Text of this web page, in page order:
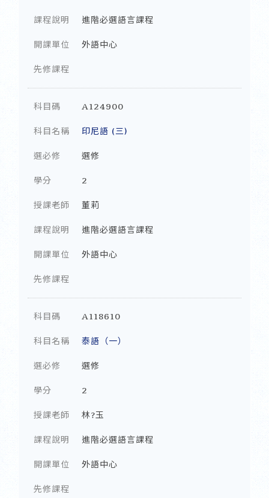
課程說明 進階必選語言課程
開課單位 外語中心
先修課程
科目碼 A124900
科目名稱 印尼語 (三)
選必修 選修
學分 2
授課老師 董莉
課程說明 進階必選語言課程
開課單位 外語中心
先修課程
科目碼 A118610
科目名稱 泰語（一）
選必修 選修
學分 2
授課老師 林?玉
課程說明 進階必選語言課程
開課單位 外語中心
先修課程